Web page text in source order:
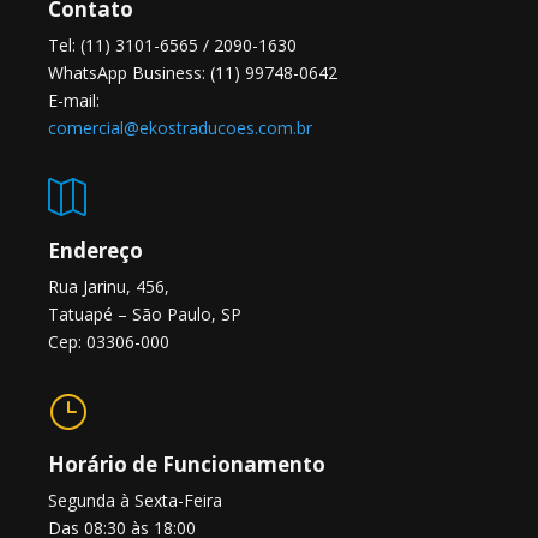
Contato
Tel: (11) 3101-6565 / 2090-1630
WhatsApp Business: (11) 99748-0642
E-mail:
comercial@ekostraducoes.com.br

Endereço
Rua Jarinu, 456,
Tatuapé – São Paulo, SP
Cep: 03306-000
}
Horário de Funcionamento
Segunda à Sexta-Feira
Das 08:30 às 18:00